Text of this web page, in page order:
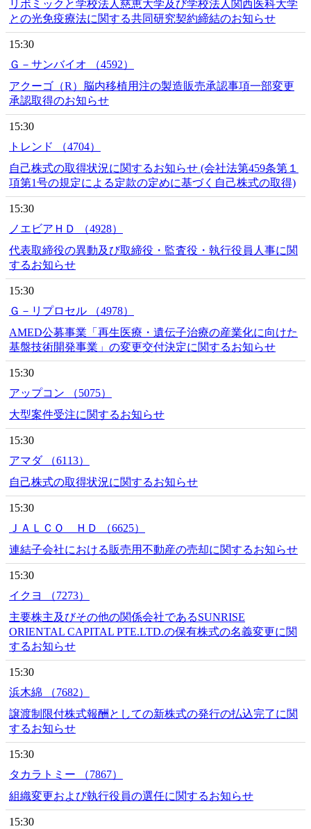
リボミックと学校法人慈恵大学及び学校法人関西医科大学
との光免疫療法に関する共同研究契約締結のお知らせ
15:30
Ｇ－サンバイオ （4592）
アクーゴ（R）脳内移植用注の製造販売承認事項一部変更
承認取得のお知らせ
15:30
トレンド （4704）
自己株式の取得状況に関するお知らせ (会社法第459条第１
項第1号の規定による定款の定めに基づく自己株式の取得)
15:30
ノエビアＨＤ （4928）
代表取締役の異動及び取締役・監査役・執行役員人事に関
するお知らせ
15:30
Ｇ－リプロセル （4978）
AMED公募事業「再生医療・遺伝子治療の産業化に向けた
基盤技術開発事業」の変更交付決定に関するお知らせ
15:30
アップコン （5075）
大型案件受注に関するお知らせ
15:30
アマダ （6113）
自己株式の取得状況に関するお知らせ
15:30
ＪＡＬＣＯ ＨＤ （6625）
連結子会社における販売用不動産の売却に関するお知らせ
15:30
イクヨ （7273）
主要株主及びその他の関係会社であるSUNRISE
ORIENTAL CAPITAL PTE.LTD.の保有株式の名義変更に関
するお知らせ
15:30
浜木綿 （7682）
譲渡制限付株式報酬としての新株式の発行の払込完了に関
するお知らせ
15:30
タカラトミー （7867）
組織変更および執行役員の選任に関するお知らせ
15:30